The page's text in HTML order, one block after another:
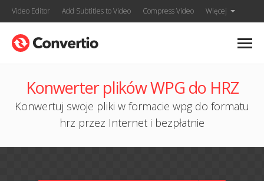
Video Editor Add Subtitles to Video Compress Video Więcej
Konwerter plików WPG do HRZ
Konwertuj swoje pliki w formacie wpg do formatu
hrz przez Internet i bezpłatnie